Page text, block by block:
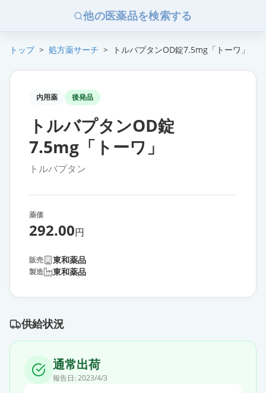
他の医薬品を検索する
トップ > 処方薬サーチ > トルバプタンOD錠7.5mg「トーワ」
内用薬 後発品
トルバプタンOD錠
7.5mg「トーワ」
トルバプタン
薬価
292.00円
販売 東和薬品
製造 東和薬品
供給状況
通常出荷
報告日: 2023/4/3